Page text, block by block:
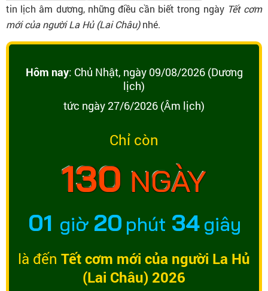
tin lịch âm dương, những điều cần biết trong ngày Tết cơm
mới của người La Hủ (Lai Châu)nhé.
Hôm nay: Chủ Nhật, ngày 09/08/2026 (Dương
lịch)
tức ngày 27/6/2026 (Âm lịch)
Chỉ còn
130 NGÀY
01 giờ 20phút 34giây
là đến Tết cơm mới của người La Hủ
(Lai Châu) 2026